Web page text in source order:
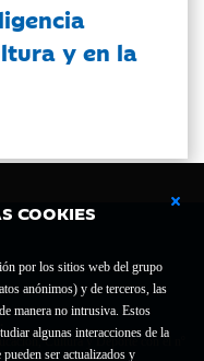
COOKIES
por los sitios web del grupo
anónimos) y de terceros, las
manera no intrusiva. Estos
algunas interacciones de la
ser actualizados y
y en la
Cultura y Deporte con el nº